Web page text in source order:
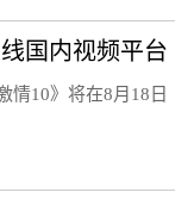
国内视频平台
情10》将在8月18日